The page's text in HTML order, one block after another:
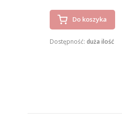
Do koszyka
Dostępność:duża ilość